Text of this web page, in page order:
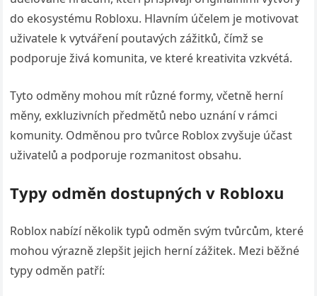
do ekosystému Robloxu. Hlavním účelem je motivovat
uživatele k vytváření poutavých zážitků, čímž se
podporuje živá komunita, ve které kreativita vzkvétá.
Tyto odměny mohou mít různé formy, včetně herní
měny, exkluzivních předmětů nebo uznání v rámci
komunity. Odměnou pro tvůrce Roblox zvyšuje účast
uživatelů a podporuje rozmanitost obsahu.
Typy odměn dostupných v Robloxu
Roblox nabízí několik typů odměn svým tvůrcům, které
mohou výrazně zlepšit jejich herní zážitek. Mezi běžné
typy odměn patří: